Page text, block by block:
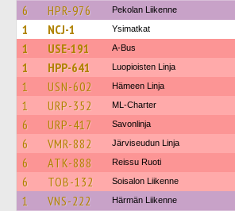
6 HPR-976 Pekolan Liikenne
1 NCJ-1 Ysimatkat
1 USE-191 A-Bus
1 HPP-641 Luopioisten Linja
1 USN-602 Hämeen Linja
1 URP-352 ML-Charter
6 URP-417 Savonlinja
6 VMR-882 Järviseudun Linja
6 ATK-888 Reissu Ruoti
6 TOB-132 Soisalon Liikenne
1 VNS-222 Härmän Liikenne